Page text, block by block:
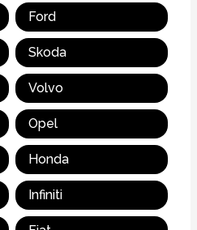
Ford
Skoda
Volvo
Opel
Honda
Infiniti